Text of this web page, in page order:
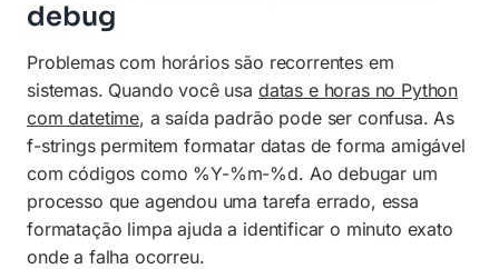
debug
Problemas com horários são recorrentes em
sistemas. Quando você usa datas e horas no Python
com datetime, a saída padrão pode ser confusa. As
f-strings permitem formatar datas de forma amigável
com códigos como %Y-%m-%d. Ao debugar um
processo que agendou uma tarefa errado, essa
formatação limpa ajuda a identificar o minuto exato
onde a falha ocorreu.